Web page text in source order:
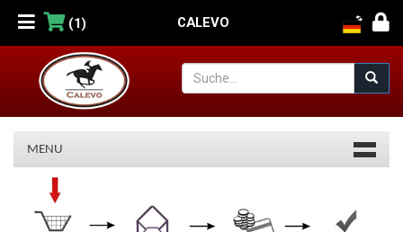
(1) CALEVO
MENU
Warenkorb